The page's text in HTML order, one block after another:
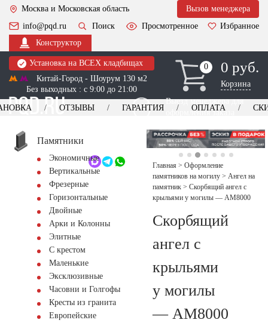
Москва и Московская область
Вызов менеджера
info@pqd.ru
Поиск Просмотренное
Избранное
Конструктор
Установка на ВСЕХ кладбищах
Китай-Город - Шоурум 130 м2
Без выходных : с 9:00 до 21:00
0
0 0 руб.
Корзина
Выезд менеджера для
оформления заказа
+7 (495) 518-44-23
Обратный звонок
ОТЗЫВЫ ГАРАНТИЯ ОПЛАТА
Памятники
Экономичные
Вертикальные
Фрезерные
Горизонтальные
Двойные
Арки и Колонны
Элитные
С крестом
Маленькие
Эксклюзивные
Часовни и Голгофы
Кресты из гранита
Европейские
Главная > Оформление
памятников на могилу > Ангел на
памятник > Скорбящий ангел с
крыльями у могилы — AM8000
Скорбящий
ангел с
крыльями
у могилы
— AM8000